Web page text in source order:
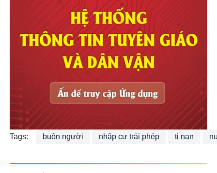
Tags: buôn người nhập cư trái phép tị nạn